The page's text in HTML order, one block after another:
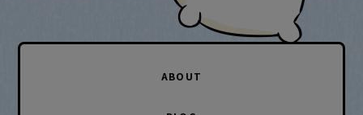
ABOUT